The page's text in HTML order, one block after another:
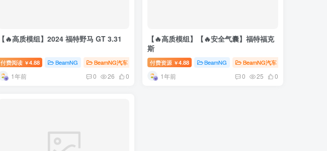
【🔥高质模组】2024 福特野马 GT 3.31
付费阅读 ￥4.88 BeamNG BeamNG汽车
1年前 0 26 0
【🔥高质模组】【🔥安全气囊】福特福克
斯
付费资源 ￥4.88 BeamNG BeamNG汽车
1年前 0 25 0